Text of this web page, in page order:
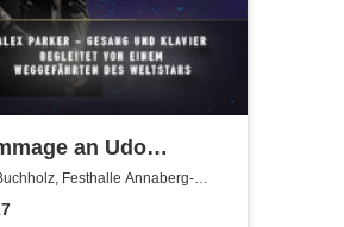
an Udo
- Das Konzert mit
Festhalle Annaberg-